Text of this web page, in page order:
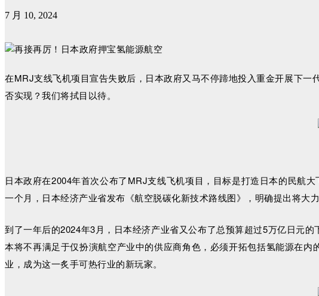
7 月 10, 2024
在MRJ支线飞机项目宣告失败后，日本政府又马不停蹄地投入重金开展下一
否实现？我们将拭目以待。
日本政府在2004年首次公布了MRJ支线飞机项目，目标是打造日本的民航
一个月，日本经济产业省发布《航空脱碳化新技术路线图》，明确提出将大
到了一年后的2024年3月，日本经济产业省又公布了总预算超过5万亿日元
本将不再满足于仅扮演航空产业中的供应商角色，必须开拓包括氢能源在
业，成为这一炙手可热行业的新玩家。